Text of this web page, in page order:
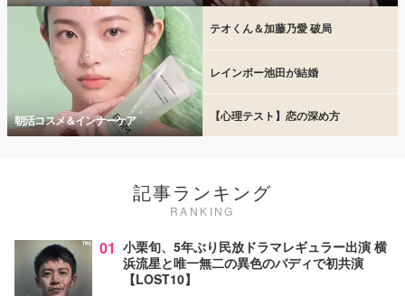
朝活コスメ＆インナーケア
テオくん＆加藤乃愛 破局
レインボー池田が結婚
【心理テスト】恋の深め方
記事ランキング
RANKING
01 小栗旬、5年ぶり民放ドラマレギュラー出演 横
浜流星と唯一無二の異色のバディで初共演
【LOST10】